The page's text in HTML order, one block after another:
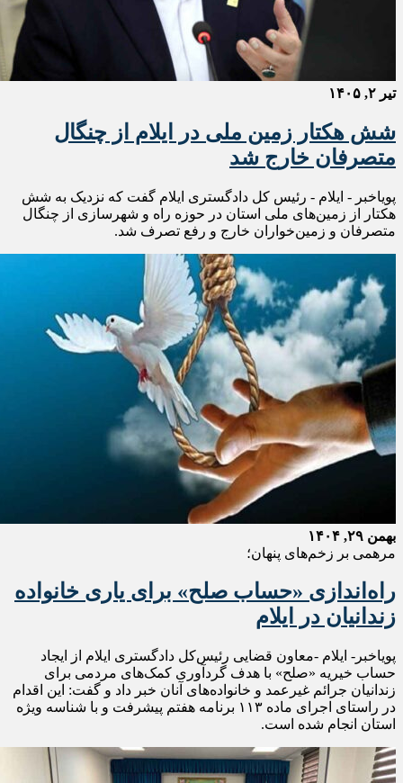
تیر ۲, ۱۴۰۵
شش هکتار زمین ملی در ایلام از چنگال
متصرفان خارج شد
پویاخبر - ایلام - رئیس کل دادگستری ایلام گفت که نزدیک به شش
هکتار از زمین‌های ملی استان در حوزه راه و شهرسازی از چنگال
متصرفان و زمین‌خواران خارج و رفع تصرف شد.
بهمن ۲۹, ۱۴۰۴
مرهمی بر زخم‌های پنهان؛
راه‌اندازی «حساب صلح» برای یاری خانواده
زندانیان در ایلام
پویاخبر- ایلام -معاون قضایی رئیس‌کل دادگستری ایلام از ایجاد
حساب خیریه «صلح» با هدف گردآوری کمک‌های مردمی برای
زندانیان جرائم غیرعمد و خانواده‌های آنان خبر داد و گفت: این اقدام
در راستای اجرای ماده ۱۱۳ برنامه هفتم پیشرفت و با شناسه ویژه
استان انجام شده است.